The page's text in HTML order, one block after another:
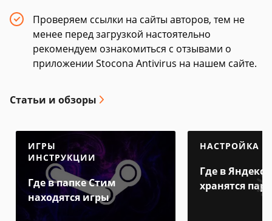
Проверяем ссылки на сайты авторов, тем не
менее перед загрузкой настоятельно
рекомендуем ознакомиться с отзывами о
приложении Stocona Antivirus на нашем сайте.
Статьи и обзоры
ИГРЫ
ИНСТРУКЦИИ
Где в папке Стим
находятся игры
НАСТРОЙКА
Где в Яндекс
хранятся